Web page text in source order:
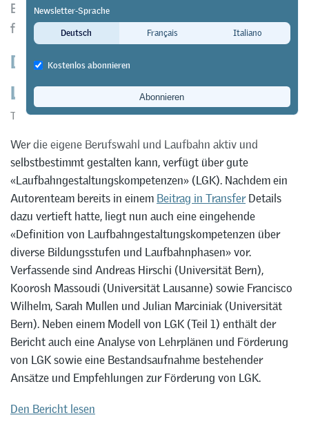
Bericht im Auftrag der Schweizerischen Konferenz
für Berufs-, Studien- und Laufbahnberatung
Definition von
Laufbahngestaltungskompetenzen
Transfer
Wer die eigene Berufswahl und Laufbahn aktiv und
selbstbestimmt gestalten kann, verfügt über gute
«Laufbahngestaltungskompetenzen» (LGK). Nachdem ein
Autorenteam bereits in einem Beitrag in TransferDetails
dazu vertieft hatte, liegt nun auch eine eingehende
«Definition von Laufbahngestaltungskompetenzen über
diverse Bildungsstufen und Laufbahnphasen» vor.
Verfassende sind Andreas Hirschi (Universität Bern),
Koorosh Massoudi (Universität Lausanne) sowie Francisco
Wilhelm, Sarah Mullen und Julian Marciniak (Universität
Bern). Neben einem Modell von LGK (Teil 1) enthält der
Bericht auch eine Analyse von Lehrplänen und Förderung
von LGK sowie eine Bestandsaufnahme bestehender
Ansätze und Empfehlungen zur Förderung von LGK.
Den Bericht lesen
Newsletter-Sprache
Deutsch
Français Italiano
Kostenlos abonnieren